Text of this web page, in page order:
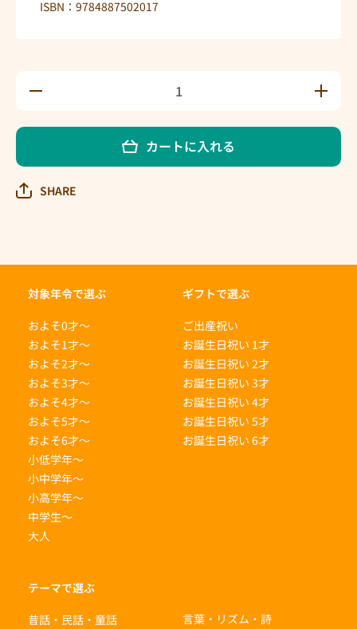
ISBN：9784887502017
ネズ
の数
ネズ
のが
カートに入れる
SHARE
対象年令で選ぶ
およそ0才〜
およそ1才〜
およそ2才〜
およそ3才〜
およそ4才〜
およそ5才〜
およそ6才〜
小低学年〜
小中学年〜
小高学年〜
中学生〜
大人
ギフトで選ぶ
ご出産祝い
お誕生日祝い 1才
お誕生日祝い 2才
お誕生日祝い 3才
お誕生日祝い 4才
お誕生日祝い 5才
お誕生日祝い 6才
テーマで選ぶ
昔話・民話・童話
言葉・リズム・詩